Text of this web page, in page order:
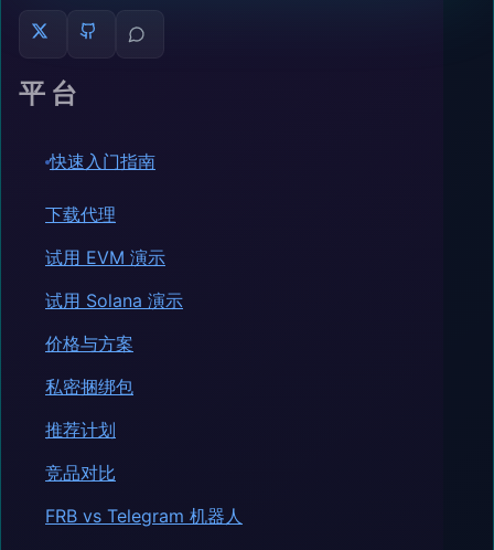
平台
快速入门指南
下载代理
试用 EVM 演示
试用 Solana 演示
价格与方案
私密捆绑包
推荐计划
竞品对比
FRB vs Telegram 机器人